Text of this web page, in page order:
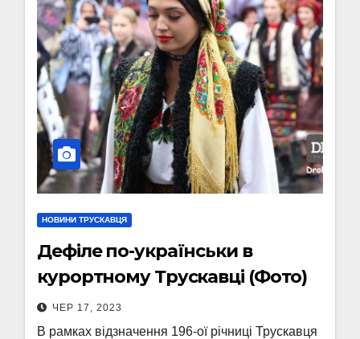
НОВИНИ ТРУСКАВЦЯ
Дефіле по-українськи в
курортному Трускавці (Фото)
ЧЕР 17, 2023
В рамках відзначення 196-ої річниці Трускавця